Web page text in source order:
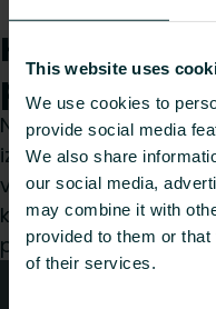
This website uses
We use cookies to
provide social media
We also share
our social media,
may combine it with
provided to them or
of their services.
Kā mēs
palīdzēt?
Neatkarīgi no tā, vai
izstrādātājs,
vairumtirgotājs vai
kategoriju, un mēs ar
pieprasījumu.